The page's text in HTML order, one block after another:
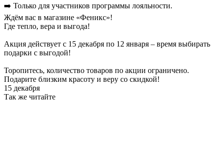
➡️ Только для участников программы лояльности.
Ждём вас в магазине «Феникс»!
Где тепло, вера и выгода!
Акция действует с 15 декабря по 12 января – время выбирать
подарки с выгодой!
Торопитесь, количество товаров по акции ограничено.
Подарите близким красоту и веру со скидкой!
15 декабря
Так же читайте